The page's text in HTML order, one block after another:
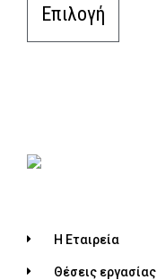
Επιλογή
Η Εταιρεία
Θέσεις εργασίας